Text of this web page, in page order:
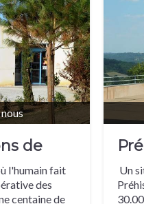
de
l'humain fait
des
centaine de
Un